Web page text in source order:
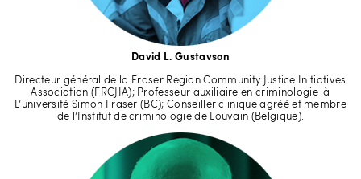
David L. Gustavson
Directeur général de la Fraser Region Community Justice Initiatives
Association (FRCJIA); Professeur auxiliaire en criminologie à
L’université Simon Fraser (BC); Conseiller clinique agréé et membre
de l’Institut de criminologie de Louvain (Belgique).